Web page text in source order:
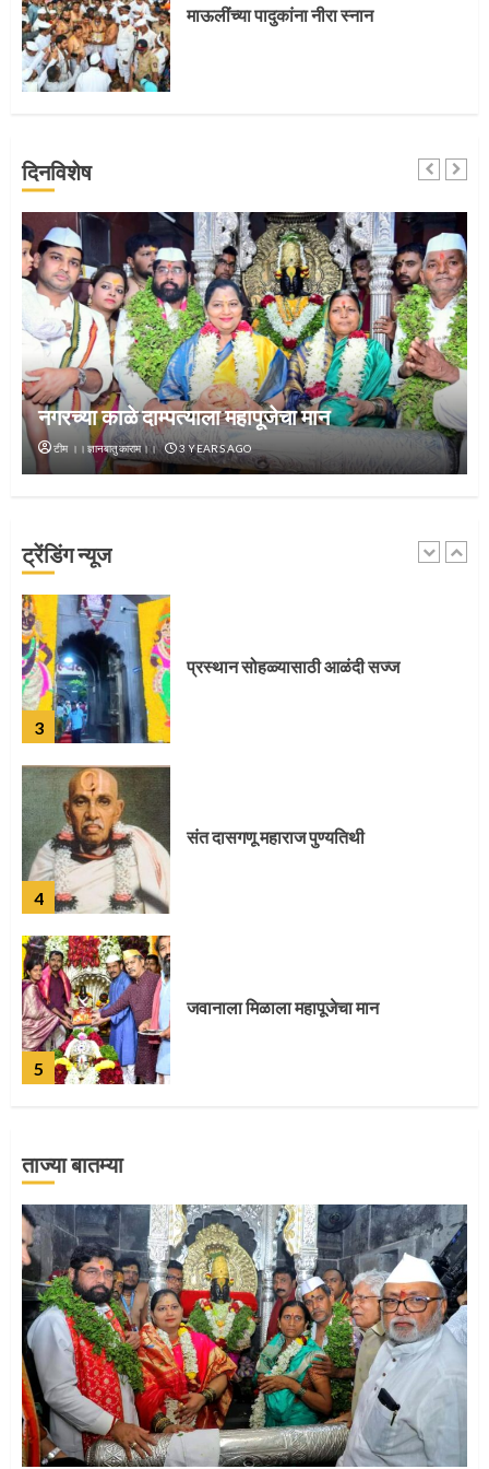
माऊलींच्या पादुकांना नीरा स्नान
दिनविशेष
नगरच्या काळे दाम्पत्याला महापूजेचा मान
टीम ।।ज्ञानबातुकाराम।। 3 YEARS AGO
ट्रेंडिंग न्यूज
4
5
1
‘तुकाराम तुकाराम’ गजरी दुमदुमली देहूनगरी
2
3
प्रस्थान सोहळ्यासाठी आळंदी सज्ज
4
संत दासगणू महाराज पुण्यतिथी
5
जवानाला मिळाला महापूजेचा मान
1
2
नगरच्या काळे दाम्पत्याला महापूजेचा मान
ताज्या बातम्या